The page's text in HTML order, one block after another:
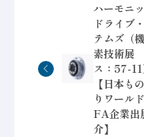
ハーモニ
ドライブ
テムズ（
素技術展
ス：57-11
【日本も
りワール
FA企業出
介】